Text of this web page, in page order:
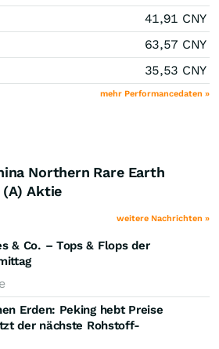
41,91 CNY
63,57 CNY
35,53 CNY
mehr Performancedaten »
Northern Rare Earth
(A) Aktie
weitere Nachrichten »
& Co. – Tops & Flops der
Erden: Peking hebt Preise
der nächste Rohstoff-